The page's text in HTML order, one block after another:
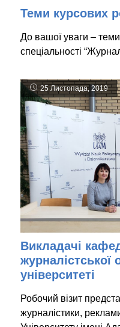
Теми курсових
До вашої уваги – теми
спеціальності
25 Листопада, 2019
Викладачі
журналістської
університеті
Робочий візит
журналістики,